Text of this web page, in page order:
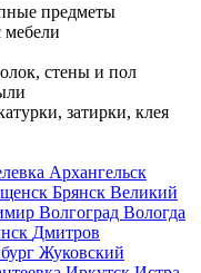
предметы
стены и пол
затирки, клея
Архангельск
Брянск Великий
Волгоград Вологда
Дмитров
Жуковский